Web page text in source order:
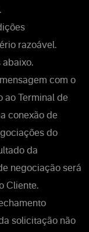
razoável.
abaixo.
com o
ao Terminal de
conexão de
do
da
negociação será
Cliente.
solicitação não